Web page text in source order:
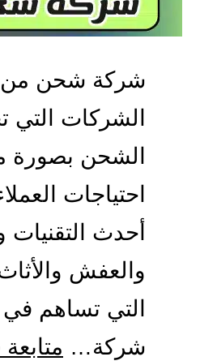
شركة شحن من
الشركات
الشحن بصورة
احتياجات
أحدث التقنيات
والعفش
التي تساهم
شركة…